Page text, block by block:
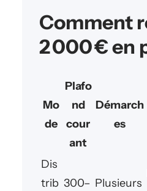
Comment
2 000 € en
Mo
de
Plafo
nd
cour
ant
Démarch
es
Dis
trib 300– Plusieurs